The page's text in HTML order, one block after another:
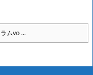
ムvo ...